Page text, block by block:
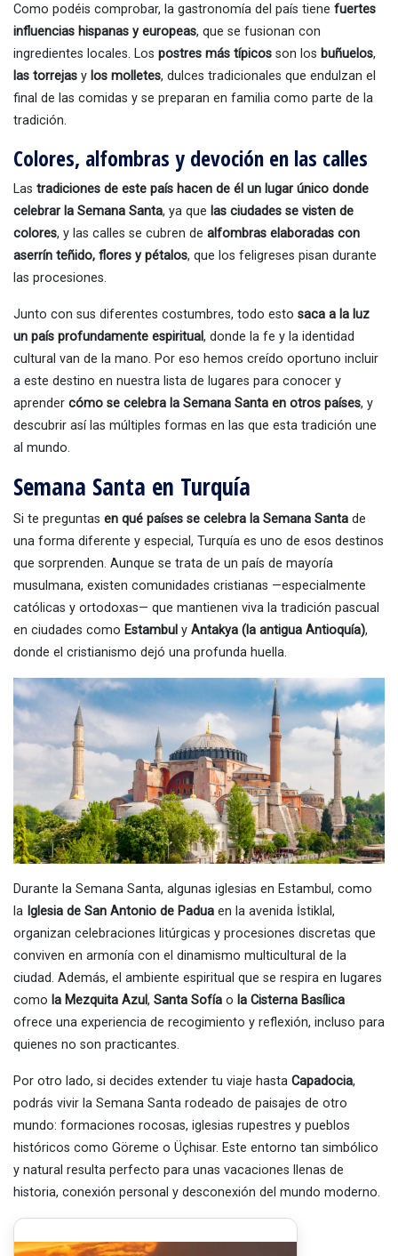
Como podéis comprobar, la gastronomía del país tiene fuertes
influencias hispanas y europeas, que se fusionan con
ingredientes locales. Los postres más típicos son los buñuelos,
las torrejas y los molletes, dulces tradicionales que endulzan el
final de las comidas y se preparan en familia como parte de la
tradición.
Colores, alfombras y devoción en las calles
Las tradiciones de este país hacen de él un lugar único donde
celebrar la Semana Santa, ya que las ciudades se visten de
colores, y las calles se cubren de alfombras elaboradas con
aserrín teñido, flores y pétalos, que los feligreses pisan durante
las procesiones.
Junto con sus diferentes costumbres, todo esto saca a la luz
un país profundamente espiritual, donde la fe y la identidad
cultural van de la mano. Por eso hemos creído oportuno incluir
a este destino en nuestra lista de lugares para conocer y
aprender cómo se celebra la Semana Santa en otros países, y
descubrir así las múltiples formas en las que esta tradición une
al mundo.
Semana Santa en Turquía
Si te preguntas en qué países se celebra la Semana Santa de
una forma diferente y especial, Turquía es uno de esos destinos
que sorprenden. Aunque se trata de un país de mayoría
musulmana, existen comunidades cristianas —especialmente
católicas y ortodoxas— que mantienen viva la tradición pascual
en ciudades como Estambul y Antakya (la antigua Antioquía),
donde el cristianismo dejó una profunda huella.
Durante la Semana Santa, algunas iglesias en Estambul, como
la Iglesia de San Antonio de Padua en la avenida İstiklal,
organizan celebraciones litúrgicas y procesiones discretas que
conviven en armonía con el dinamismo multicultural de la
ciudad. Además, el ambiente espiritual que se respira en lugares
como la Mezquita Azul, Santa Sofía o la Cisterna Basílica
ofrece una experiencia de recogimiento y reflexión, incluso para
quienes no son practicantes.
Por otro lado, si decides extender tu viaje hasta Capadocia,
podrás vivir la Semana Santa rodeado de paisajes de otro
mundo: formaciones rocosas, iglesias rupestres y pueblos
históricos como Göreme o Üçhisar. Este entorno tan simbólico
y natural resulta perfecto para unas vacaciones llenas de
historia, conexión personal y desconexión del mundo moderno.